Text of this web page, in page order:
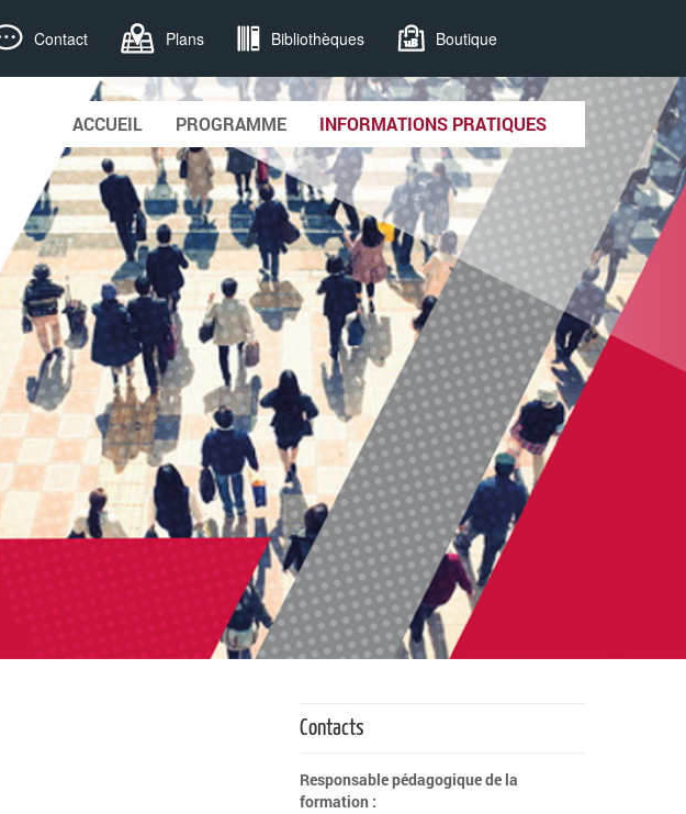
Contact Plans Bibliothèques Boutique
Main menu
Skip to content
ACCUEIL PROGRAMME INFORMATIONS PRATIQUES
Contacts
Responsable pédagogique de la
formation :